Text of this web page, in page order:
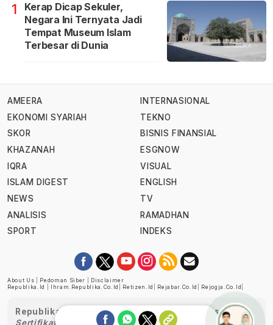
1
Kerap Dicap Sekuler,
Negara Ini Ternyata Jadi
Tempat Museum Islam
Terbesar di Dunia
AMEERA
EKONOMI SYARIAH
SKOR
KHAZANAH
IQRA
ISLAM DIGEST
NEWS
ANALISIS
SPORT
INTERNASIONAL
TEKNO
BISNIS FINANSIAL
ESGNOW
VISUAL
ENGLISH
TV
RAMADHAN
INDEKS
About Us Pedoman Siber
Disclaimer
Republika.id
Ihram.republika.co.id Retizen.id Rejabar.co.id Rejogja.co.id
Republika telah diverifikasi oleh Dewan Pers
Sertifikat Nomor 1058/DP-Verifikasi/K/XII/2022